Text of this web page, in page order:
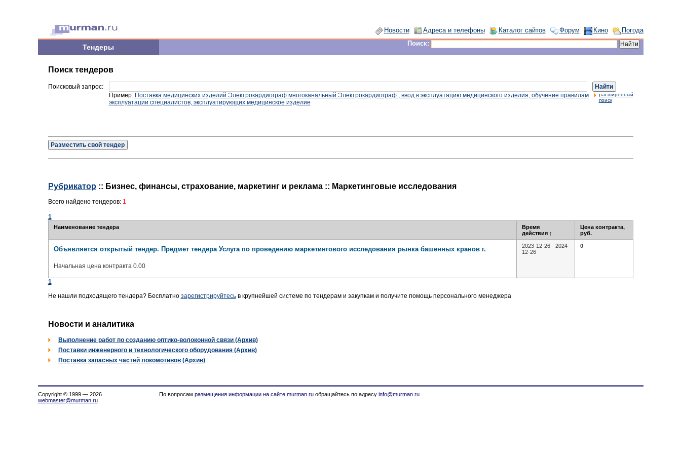
Новости Адреса и телефоны Каталог сайтов Форум Кино Погода
Тендеры Поиск:
Поиск тендеров
Поисковый запрос:
Найти
Пример: Поставка медицинских изделий Электрокардиограф многоканальный Электрокардиограф , ввод в эксплуатацию медицинского изделия, обучение правилам
эксплуатации специалистов, эксплуатирующих медицинское изделие
расширенный
поиск
Разместить свой тендер
Рубрикатор:: Бизнес, финансы, страхование, маркетинг и реклама :: Маркетинговые исследования
Всего найдено тендеров:1
1
Наименование тендера
Время
действия ↑
Цена контракта,
руб.
Объявляется открытый тендер. Предмет тендера Услуга по проведению маркетингового исследования рынка башенных кранов г.
Начальная цена контракта 0.00
2023-12-26 - 2024-
12-26
0
1
Не нашли подходящего тендера? Бесплатно зарегистрируйтесьв крупнейшей системе по тендерам и закупкам и получите помощь персонального менеджера
Новости и аналитика
Выполнение работ по созданию оптико-волоконной связи (Архив)
Поставки инженерного и технологического оборудования (Архив)
Поставка запасных частей локомотивов (Архив)
Copyright © 1999 — 2026
webmaster@murman.ru
По вопросам размещения информации на сайте murman.ruобращайтесь по адресу info@murman.ru